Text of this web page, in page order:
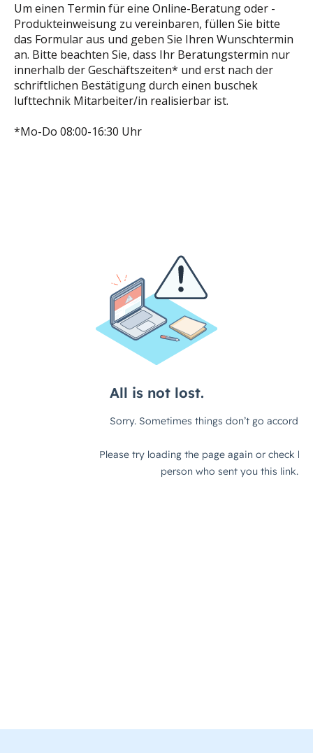
Um einen Termin für eine Online-Beratung oder -
Produkteinweisung zu vereinbaren, füllen Sie bitte
das Formular aus und geben Sie Ihren Wunschtermin
an. Bitte beachten Sie, dass Ihr Beratungstermin nur
innerhalb der Geschäftszeiten* und erst nach der
schriftlichen Bestätigung durch einen buschek
lufttechnik Mitarbeiter/in realisierbar ist.
*Mo-Do 08:00-16:30 Uhr